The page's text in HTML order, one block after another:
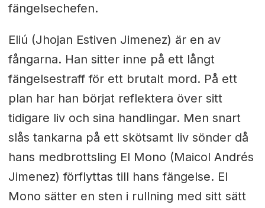
fängelsechefen.
Eliú (Jhojan Estiven Jimenez) är en av
fångarna. Han sitter inne på ett långt
fängelsestraff för ett brutalt mord. På ett
plan har han börjat reflektera över sitt
tidigare liv och sina handlingar. Men snart
slås tankarna på ett skötsamt liv sönder då
hans medbrottsling El Mono (Maicol Andrés
Jimenez) förflyttas till hans fängelse. El
Mono sätter en sten i rullning med sitt sätt